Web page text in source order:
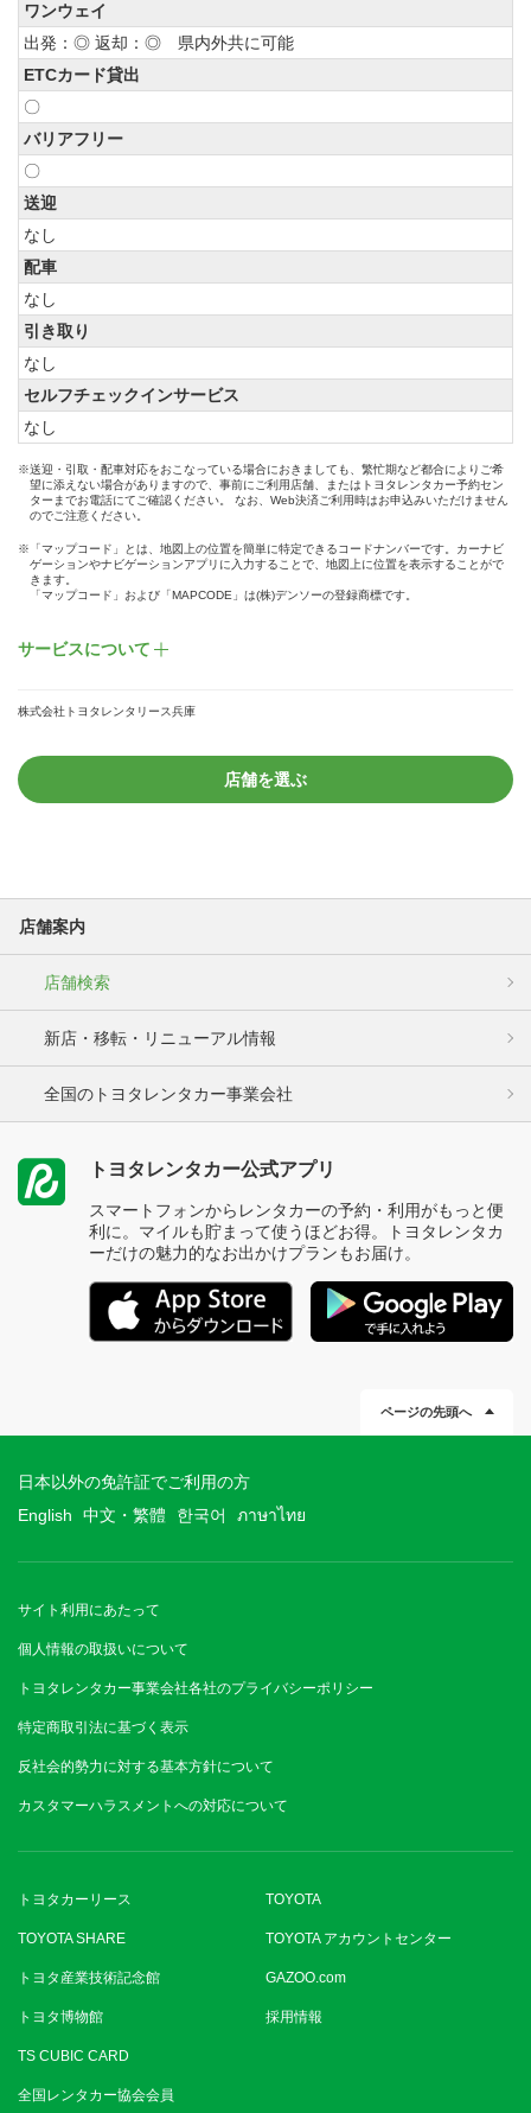
ワンウェイ
出発：◎ 返却：◎ 県内外共に可能
ETCカード貸出
〇
バリアフリー
〇
送迎
なし
配車
なし
引き取り
なし
セルフチェックインサービス
なし
※送迎・引取・配車対応をおこなっている場合におきましても、繁忙期など都合によりご希
望に添えない場合がありますので、事前にご利用店舗、またはトヨタレンタカー予約セン
ターまでお電話にてご確認ください。 なお、Web決済ご利用時はお申込みいただけません
のでご注意ください。
※「マップコード」とは、地図上の位置を簡単に特定できるコードナンバーです。カーナビ
ゲーションやナビゲーションアプリに入力することで、地図上に位置を表示することがで
きます。
「マップコード」および「MAPCODE」は(株)デンソーの登録商標です。
サービスについて
株式会社トヨタレンタリース兵庫
店舗を選ぶ
店舗案内
店舗検索
新店・移転・リニューアル情報
全国のトヨタレンタカー事業会社
トヨタレンタカー公式アプリ
スマートフォンからレンタカーの予約・利用がもっと便
利に。マイルも貯まって使うほどお得。トヨタレンタカ
ーだけの魅力的なお出かけプランもお届け。
ページの先頭へ
日本以外の免許証でご利用の方
English
中文・繁體 한국어 ภาษาไทย
サイト利用にあたって
個人情報の取扱いについて
トヨタレンタカー事業会社各社のプライバシーポリシー
特定商取引法に基づく表示
反社会的勢力に対する基本方針について
カスタマーハラスメントへの対応について
トヨタカーリース TOYOTA
TOYOTA SHARE TOYOTA アカウントセンター
トヨタ産業技術記念館 GAZOO.com
トヨタ博物館 採用情報
TS CUBIC CARD
全国レンタカー協会会員